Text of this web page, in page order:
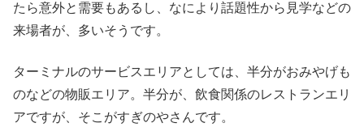
たら意外と需要もあるし、なにより話題性から見学などの
来場者が、多いそうです。
ターミナルのサービスエリアとしては、半分がおみやげも
のなどの物販エリア。半分が、飲食関係のレストランエリ
アですが、そこがすぎのやさんです。